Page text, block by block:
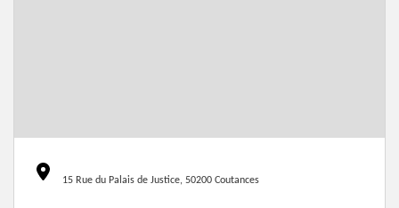
15 Rue du Palais de Justice, 50200 Coutances